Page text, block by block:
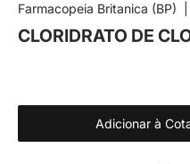
Farmacopeia Britanica (BP)
CLORIDRATO DE
Adicionar à